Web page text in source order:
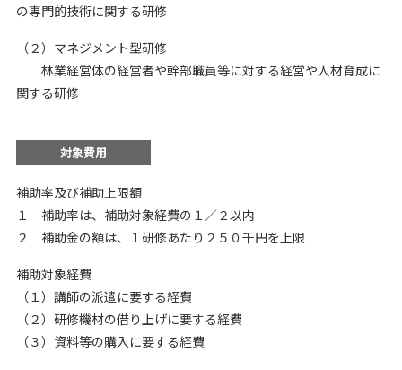
の専門的技術に関する研修
（２）マネジメント型研修
林業経営体の経営者や幹部職員等に対する経営や人材育成に
関する研修
対象費用
補助率及び補助上限額
１ 補助率は、補助対象経費の１／２以内
２ 補助金の額は、１研修あたり２５０千円を上限
補助対象経費
（１）講師の派遣に要する経費
（２）研修機材の借り上げに要する経費
（３）資料等の購入に要する経費